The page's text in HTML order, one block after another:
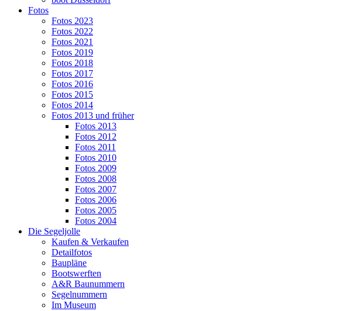
Fotos
Fotos 2023
Fotos 2022
Fotos 2021
Fotos 2019
Fotos 2018
Fotos 2017
Fotos 2016
Fotos 2015
Fotos 2014
Fotos 2013 und früher
Fotos 2013
Fotos 2012
Fotos 2011
Fotos 2010
Fotos 2009
Fotos 2008
Fotos 2007
Fotos 2006
Fotos 2005
Fotos 2004
Die Segeljolle
Kaufen & Verkaufen
Detailfotos
Baupläne
Bootswerften
A&R Baunummern
Segelnummern
Im Museum